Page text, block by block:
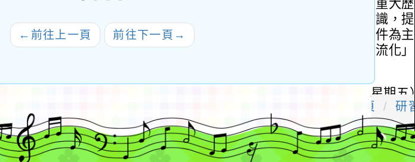
發展及選送教師
外短期進修計畫
份
素材推廣應用研習課
程」報名網址更正為
育」
← 前往上一頁 前往下一頁 →